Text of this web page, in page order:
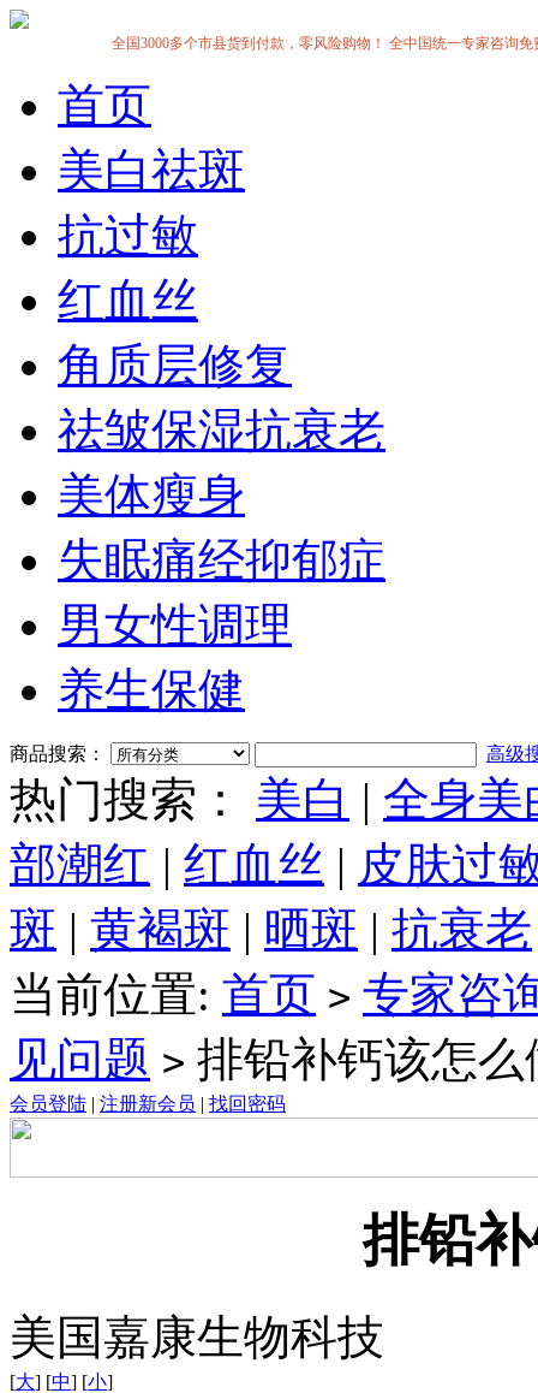
全国3000多个市县货到付款，零风险购物！ 全中国统一专家咨询免
首页
美白祛斑
抗过敏
红血丝
角质层修复
祛皱保湿抗衰老
美体瘦身
失眠痛经抑郁症
男女性调理
养生保健
商品搜索： 高级
热门搜索： 美白 | 全身美
部潮红 | 红血丝 | 皮肤过
斑 | 黄褐斑 | 晒斑 | 抗衰老
当前位置: 首页 > 专家咨
见问题 > 排铅补钙该怎么
会员登陆 | 注册新会员 | 找回密码
排铅
美国嘉康生物科技
[大] [中] [小]